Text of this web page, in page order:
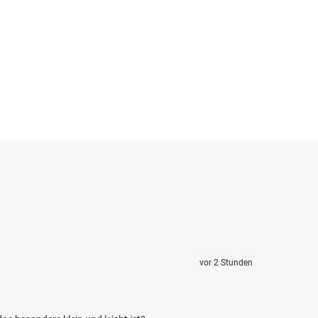
vor 2 Stunden